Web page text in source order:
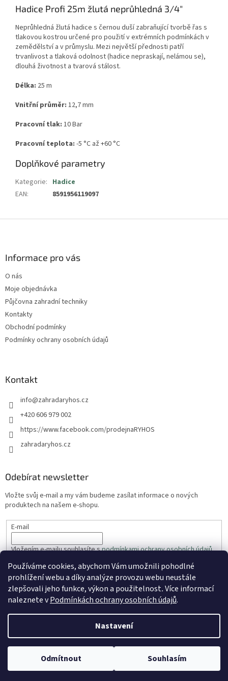
Používáme cookies, abychom Vám umožnili pohodlné
prohlížení webu a díky analýze provozu webu neustále
zlepšovali jeho funkce, výkon a použitelnost.Více informací
naleznete vPodmínkách ochrany osobních údajů.
Nastavení
Odmítnout Souhlasím
Hadice Profi 25m žlutá neprůhledná 3/4"
Neprůhledná žlutá hadice s černou duší zabraňující tvorbě řas s
tlakovou kostrou určené pro použití v extrémních podmínkách v
zemědělství a v průmyslu. Mezi největší přednosti patří
trvanlivost a tlaková odolnost (hadice nepraskají, nelámou se),
dlouhá životnost a tvarová stálost.
Délka: 25 m
Vnitřní průměr: 12,7mm
Pracovní tlak: 10 Bar
Pracovní teplota: -5 °C až +60 °C
Doplňkové parametry
Kategorie: Hadice
EAN: 8591956119097
Informace pro vás
O nás
Moje objednávka
Půjčovna zahradní techniky
Kontakty
Obchodní podmínky
Podmínky ochrany osobních údajů
Kontakt
info@zahradaryhos.cz
+420 606 979 002
https://www.facebook.com/prodejnaRYHOS
zahradaryhos.cz
Odebírat newsletter
Vložte svůj e-mail a my vám budeme zasílat informace o nových
produktech na našem e-shopu.
E-mail
Vložením e-mailu souhlasíte spodmínkami ochrany osobních údajů
PŘIHLÁSIT SE
Copyright 2026ZahradaRyhos.cz. Všechna práva vyhrazena.
Upravit nastavení cookies